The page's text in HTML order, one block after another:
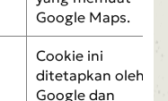
Google Maps.
Cookie ini
ditetapkan oleh
Google dan